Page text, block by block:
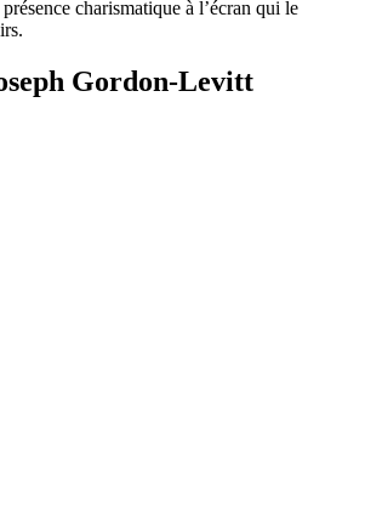
charismatique à l’écran qui le
Gordon-Levitt